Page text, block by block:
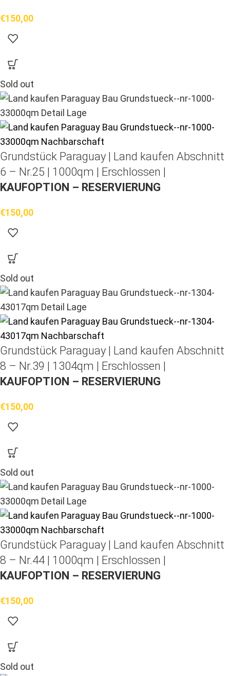
€150,00
Sold out
Grundstück Paraguay | Land kaufen Abschnitt
6 – Nr.25 | 1000qm | Erschlossen |
KAUFOPTION – RESERVIERUNG
€150,00
Sold out
Grundstück Paraguay | Land kaufen Abschnitt
8 – Nr.39 | 1304qm | Erschlossen |
KAUFOPTION – RESERVIERUNG
€150,00
Sold out
Grundstück Paraguay | Land kaufen Abschnitt
8 – Nr.44 | 1000qm | Erschlossen |
KAUFOPTION – RESERVIERUNG
€150,00
Sold out